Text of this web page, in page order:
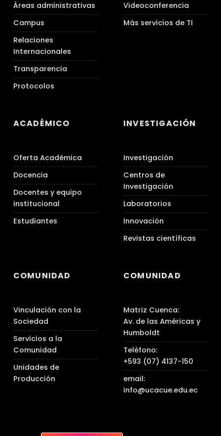
Áreas administrativas
Campus
Relaciones
Internacionales
Transparencia
Protocolos
Videoconferencia
Más servicios de TI
ACADÉMICO
Oferta Académica
Docencia
Docentes y equipo
institucional
Estudiantes
INVESTIGACIÓN
Investigación
Centros de
Investigación
Laboratorios
Innovación
Revistas científicas
COMUNIDAD
Vinculación con la
Sociedad
Servicios a la
Comunidad
Unidades de
Producción
COMUNIDAD
Matriz Cuenca:
Av. de las Américas y
Humboldt
Teléfono:
+593 (07) 4137-150
email:
info@ucacue.edu.ec